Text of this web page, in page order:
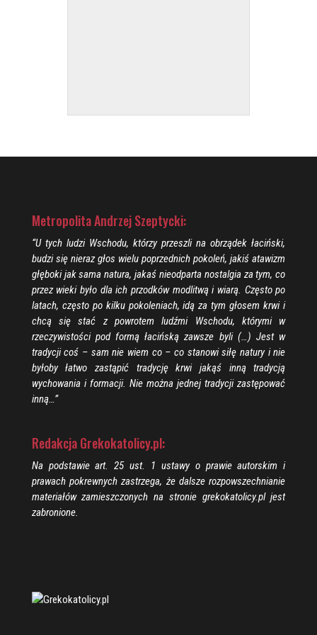
Metropolita Andrzej Szeptycki:
“U tych ludzi Wschodu, którzy przeszli na obrządek łaciński,
budzi się nieraz głos wielu poprzednich pokoleń, jakiś atawizm
głęboki jak sama natura, jakaś nieodparta nostalgia za tym, co
przez wieki było dla ich przodków modlitwą i wiarą. Często po
latach, często po kilku pokoleniach, idą za tym głosem krwi i
chcą się stać z powrotem ludźmi Wschodu, którymi w
rzeczywistości pod formą łacińską zawsze byli (…) Jest w
tradycji coś – sam nie wiem co – co stanowi siłę natury i nie
byłoby łatwo zastąpić tradycję krwi jakąś inną tradycją
wychowania i formacji. Nie można jednej tradycji zastępować
inną…”
Redakcja Grekokatolicy.pl:
Na podstawie art. 25 ust. 1 ustawy o prawie autorskim i
prawach pokrewnych zastrzega, że dalsze rozpowszechnianie
materiałów zamieszczonych na stronie grekokatolicy.pl jest
zabronione.